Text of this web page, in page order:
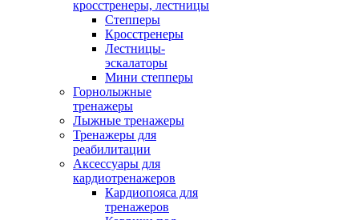
кросстренеры, лестницы
Степперы
Кросстренеры
Лестницы-
эскалаторы
Мини степперы
Горнолыжные
тренажеры
Лыжные тренажеры
Тренажеры для
реабилитации
Аксессуары для
кардиотренажеров
Кардиопояса для
тренажеров